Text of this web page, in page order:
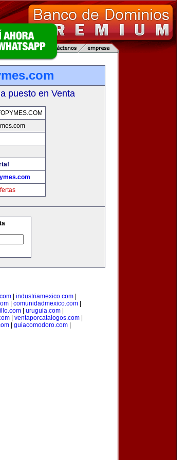
puesto en Venta
industriamexico.com
| comunidadmexico.com|
uruguia.com
| ventaporcatalogos.com|
guiacomodoro.com